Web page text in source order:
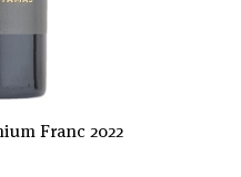
Franc 2022